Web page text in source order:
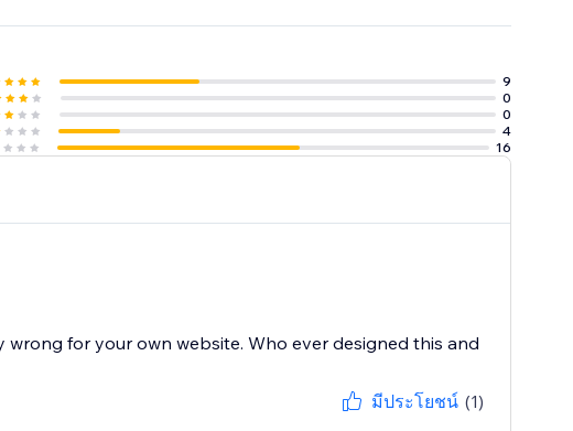
9
0
0
4
16
for your own website. Who ever designed this and
มีประโยชน์ (1)